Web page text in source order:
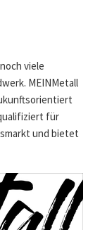
viele
MEINMetall
für
und bietet